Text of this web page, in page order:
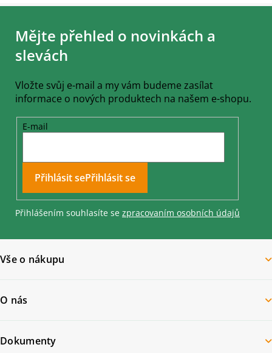
Z
Mějte přehled o novinkách a
slevách
Vložte svůj e-mail a my vám budeme zasílat
informace o nových produktech na našem e-shopu.
E-mail
Přihlásit se
Přihlášením souhlasíte se zpracovaním osobních údajů
Vše o nákupu
O nás
Dokumenty